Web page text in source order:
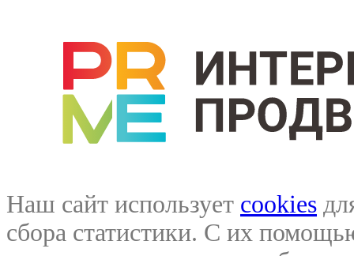
Наш сайт использует cookies
сбора статистики. С их